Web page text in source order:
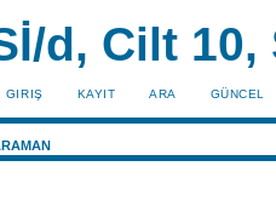
d, Cilt 10,
GIRIŞ KAYIT ARA GÜNCEL